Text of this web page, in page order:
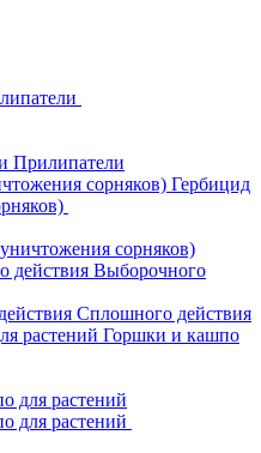
Прилипатели
Гербицид
сорняков)
Выборочного
Сплошного действия
Горшки и кашпо
для растений
для растений